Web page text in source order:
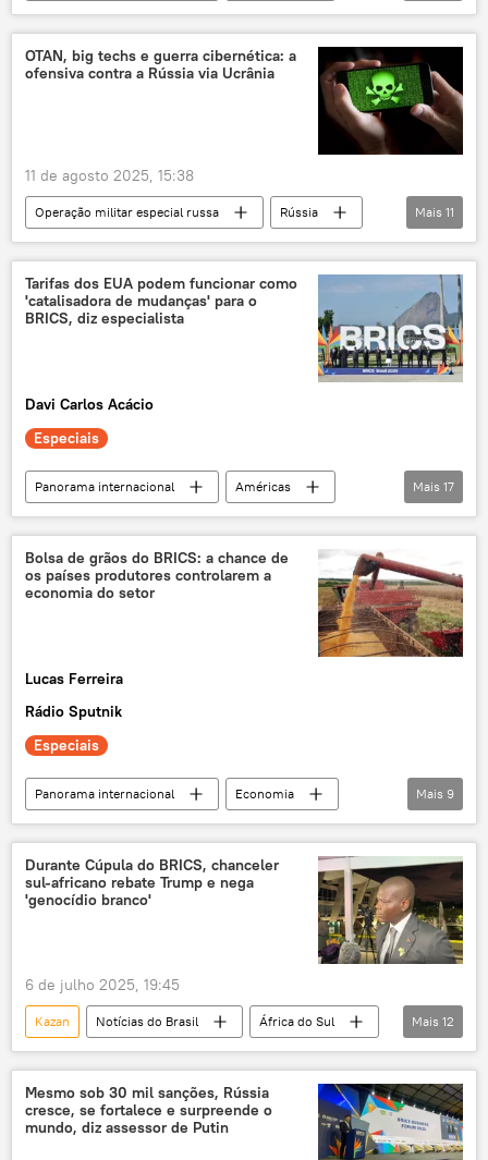
Luis Arce
Evo Morales
Jorge Quiroga
Cochabamba
China
Movimento ao Socialismo (MAS)
Mundioka
OTAN, big techs e guerra cibernética: a
ofensiva contra a Rússia via Ucrânia
11 de agosto 2025, 15:38
Operação militar especial russa
Rússia
Paul Nakasone
Maria Zakharova
Ucrânia
Estados Unidos
Canadá
Google
OTAN
guerra cibernética
Mais 11
Tarifas dos EUA podem funcionar como
'catalisadora de mudanças' para o
BRICS, diz especialista
Davi Carlos Acácio
Especiais
Panorama internacional
Américas
Rússia
Donald Trump
Jair Bolsonaro
Brasil
Estados Unidos
BRICS
tarifas
agropecuária
exportações
mercado interno
Mais 17
Bolsa de grãos do BRICS: a chance de
os países produtores controlarem a
economia do setor
Lucas Ferreira
Rádio Sputnik
Especiais
Panorama internacional
Economia
Rússia
Brasil
Sul Global
Estados Unidos
BRICS
Mundioka
China
Índia exclusiva
Mais 9
Durante Cúpula do BRICS, chanceler
sul-africano rebate Trump e nega
'genocídio branco'
6 de julho 2025, 19:45
Kazan Notícias do Brasil
África do Sul
Rio de Janeiro
Novo Banco de Desenvolvimento
BRICS
Casa Branca
Dilma Rousseff
Mais 12
Mesmo sob 30 mil sanções, Rússia
cresce, se fortalece e surpreende o
mundo, diz assessor de Putin